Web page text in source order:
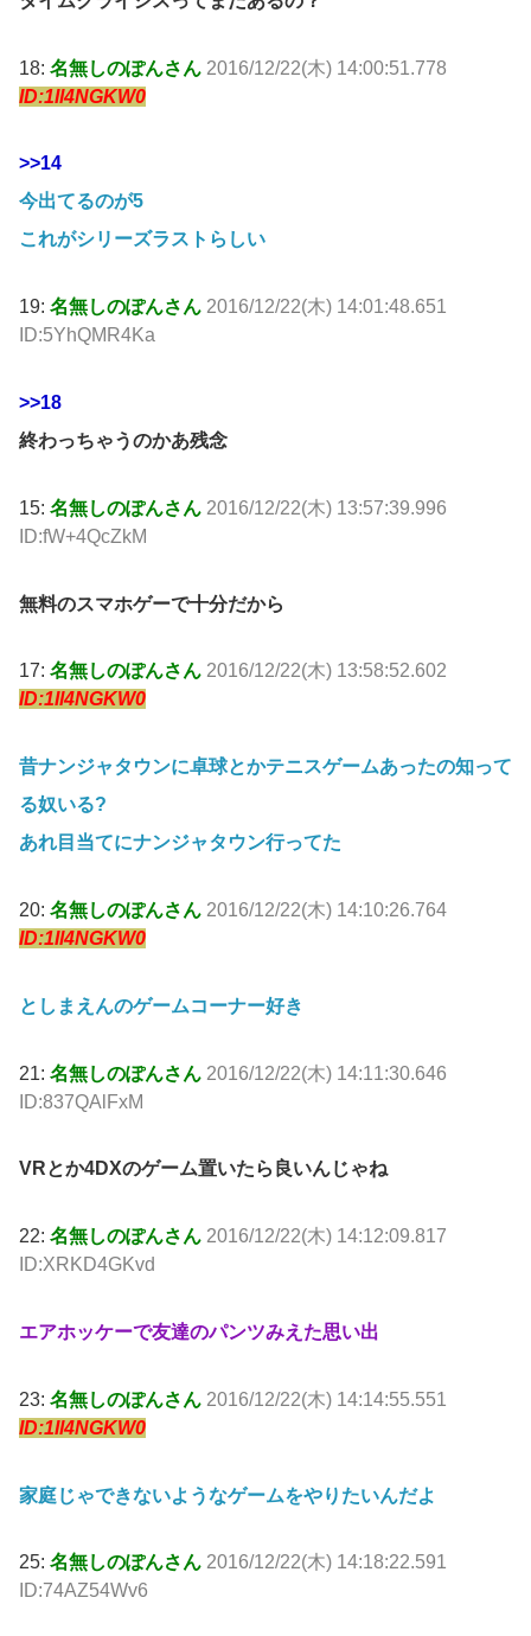
18: 名無しのぽんさん 2016/12/22(木) 14:00:51.778
ID:1Il4NGKW0
>>14
今出てるのが5
これがシリーズラストらしい
19: 名無しのぽんさん 2016/12/22(木) 14:01:48.651
ID:5YhQMR4Ka
>>18
終わっちゃうのかあ残念
15: 名無しのぽんさん 2016/12/22(木) 13:57:39.996
ID:fW+4QcZkM
無料のスマホゲーで十分だから
17: 名無しのぽんさん 2016/12/22(木) 13:58:52.602
ID:1Il4NGKW0
昔ナンジャタウンに卓球とかテニスゲームあったの知って
る奴いる?
あれ目当てにナンジャタウン行ってた
20: 名無しのぽんさん 2016/12/22(木) 14:10:26.764
ID:1Il4NGKW0
としまえんのゲームコーナー好き
21: 名無しのぽんさん 2016/12/22(木) 14:11:30.646
ID:837QAlFxM
VRとか4DXのゲーム置いたら良いんじゃね
22: 名無しのぽんさん 2016/12/22(木) 14:12:09.817
ID:XRKD4GKvd
エアホッケーで友達のパンツみえた思い出
23: 名無しのぽんさん 2016/12/22(木) 14:14:55.551
ID:1Il4NGKW0
家庭じゃできないようなゲームをやりたいんだよ
25: 名無しのぽんさん 2016/12/22(木) 14:18:22.591
ID:74AZ54Wv6